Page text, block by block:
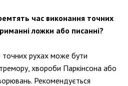
час виконання точних
ложки або писанні?
точних рухах може бути
хвороби Паркінсона або
Рекомендується